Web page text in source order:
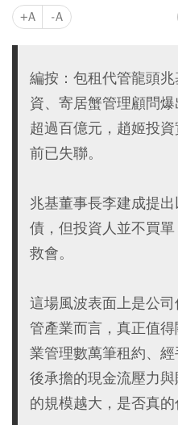
+A -A
編按：包租代管龍頭
資、寄居蟹管理顧問
超過百億元，趙姬投
前已失聯。
兆基董事長李建成提
債，但投資人並不買
救會。
這場風波表面上是公
管產業而言，真正值
業管理數萬筆租約、
後承擔的現金流壓力
的規模越大，是否真的